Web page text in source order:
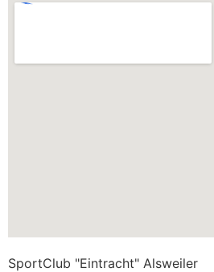
SportClub "Eintracht" Alsweiler